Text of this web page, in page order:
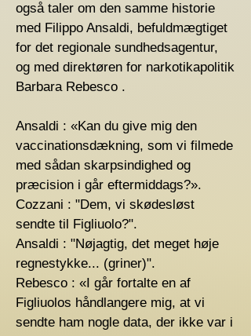
også taler om den samme historie
med Filippo Ansaldi, befuldmægtiget
for det regionale sundhedsagentur,
og med direktøren for narkotikapolitik
Barbara Rebesco .
Ansaldi : «Kan du give mig den
vaccinationsdækning, som vi filmede
med sådan skarpsindighed og
præcision i går eftermiddags?».
Cozzani : "Dem, vi skødesløst
sendte til Figliuolo?".
Ansaldi : "Nøjagtig, det meget høje
regnestykke... (griner)".
Rebesco : «I går fortalte en af ​​
Figliuolos håndlangere mig, at vi
sendte ham nogle data, der ikke var i